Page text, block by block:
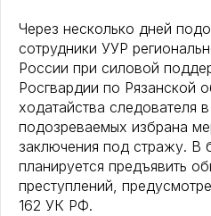
Через несколько дней
сотрудники УУР
России при силовой
Росгвардии по Рязанской
ходатайства следователя
подозреваемых избрана
заключения под стражу.
планируется предъявить
преступлений,
162 УК РФ.